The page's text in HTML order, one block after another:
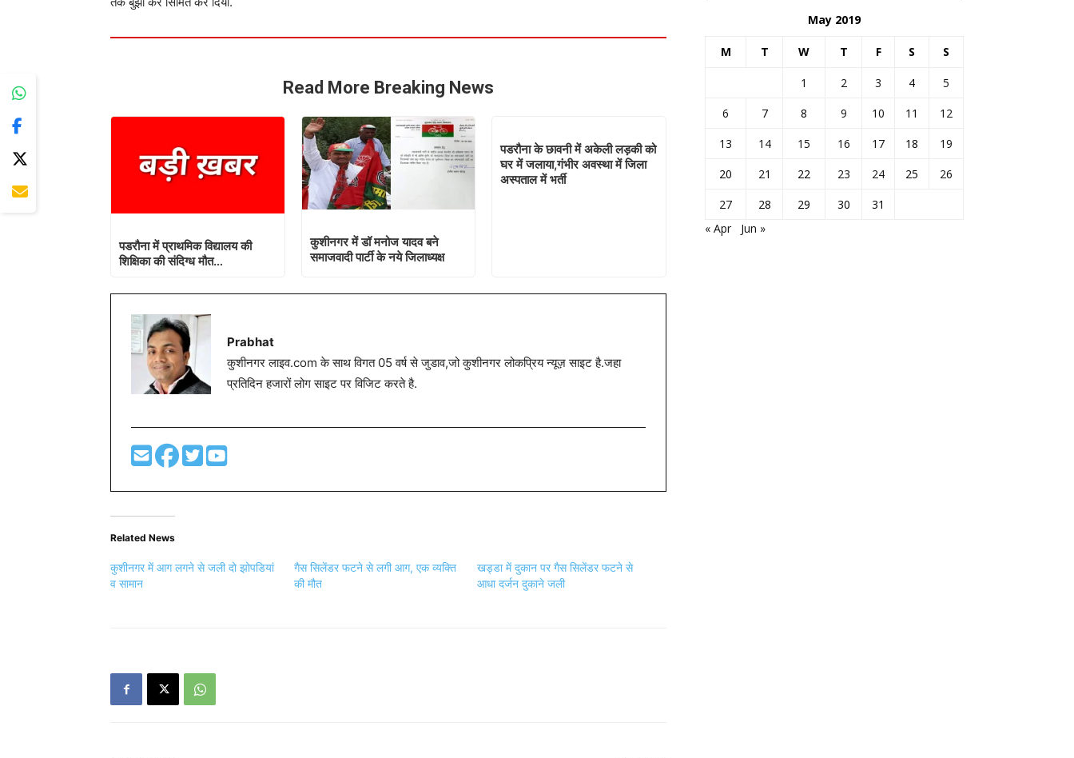
Read More Breaking News
पडरौना में प्राथमिक विद्यालय की
शिक्षिका की संदिग्ध मौत…
कुशीनगर में डॉ मनोज यादव बने
समाजवादी पार्टी के नये जिलाध्यक्ष
पडरौना के छावनी में अकेली लड़की को
घर में जलाया,गंभीर अवस्था में जिला
अस्पताल में भर्ती
Prabhat
कुशीनगर लाइव.com के साथ विगत 05 वर्ष से जुडाव,जो कुशीनगर लोकप्रिय न्यूज़ साइट है.जहा
प्रतिदिन हजारों लोग साइट पर विजिट करते है.
Related News
कुशीनगर में आग लगने से जली दो झोपडियां
व सामान
गैस सिलेंडर फटने से लगी आग, एक व्यक्ति
की मौत
खड्डा में दुकान पर गैस सिलेंडर फटने से
आधा दर्जन दुकाने जली
May 2019
M T W T F S S
1 2 3 4
5
6
7 8 9 10 11
12
13
14 15 16 17 18
19
20
21 22 23 24 25
26
27
28 29 30
31
« Apr
Jun »